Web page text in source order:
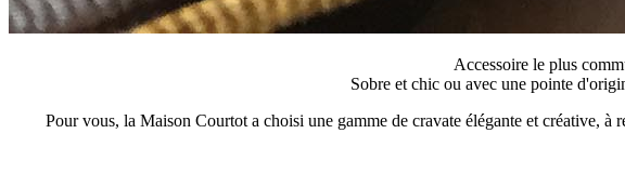
Accessoire le plus
Sobre et chic ou avec une pointe
Pour vous, la Maison Courtot a choisi une gamme de cravate élégante et créative,